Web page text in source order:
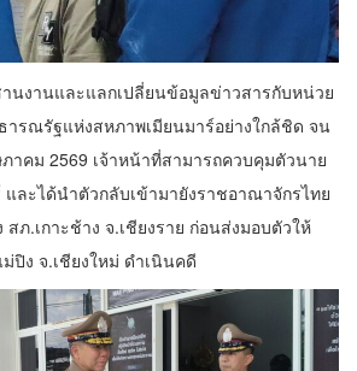
นงานและแลกเปลี่ยนข้อมูลข่าวสารกับหน่วย
ารณรัฐแห่งสหภาพเมียนมาร์อย่างใกล้ชิด จน
าคม 2569 เจ้าหน้าที่สามารถควบคุมตัวนาย
และได้นำตัวกลับเข้ามายังราชอาณาจักรไทย
ภ.เกาะช้าง จ.เชียงราย ก่อนส่งมอบตัวให้
ง จ.เชียงใหม่ ดำเนินคดี